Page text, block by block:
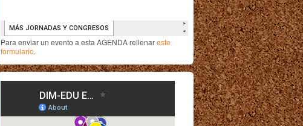
Para enviar un evento a esta AGENDA rellenareste
formulario.